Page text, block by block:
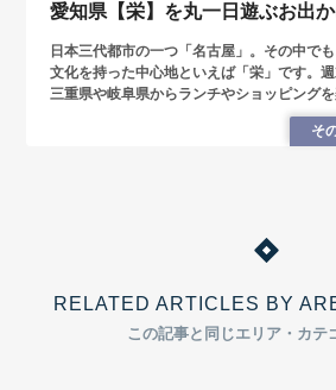
愛知県【栄】を丸一日遊ぶお出
日本三代都市の一つ「名古屋」。その中で
文化を持った中心地といえば「栄」です。
三重県や岐阜県からランチやショッピング
れるほど。今回は栄の見所を、昼と夜に分
そ
RELATED ARTICLES BY
この記事と同じエリア・カテ